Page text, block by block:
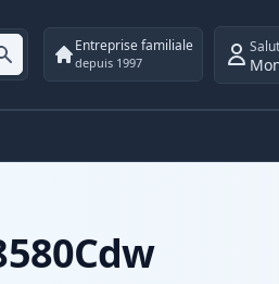
Entreprise familiale
depuis 1997
Salut